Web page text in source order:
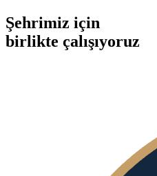
Şehrimiz için
birlikte çalışıyoruz